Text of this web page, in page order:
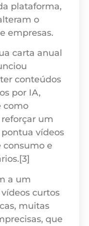
plataforma,
o
empresas.
carta anual
conteúdos
por IA,
como
um
vídeos
consumo e
a um
curtos
muitas
que